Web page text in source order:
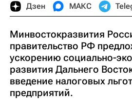
Дзен МАКС
Минвостокразвития
правительство РФ
ускорению социально-
развития Дальнего
введение налоговых
предприятий.